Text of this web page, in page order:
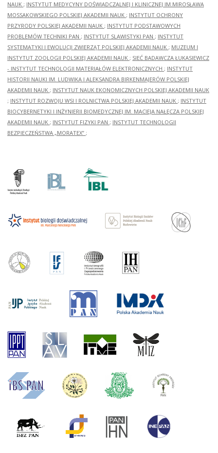
NAUK ; INSTYTUT MEDYCYNY DOŚWIADCZALNEJ I KLINICZNEJ IM.MIROSŁAWA
MOSSAKOWSKIEGO POLSKIEJ AKADEMII NAUK ; INSTYTUT OCHRONY
PRZYRODY POLSKIEJ AKADEMII NAUK ; INSTYTUT PODSTAWOWYCH
PROBLEMÓW TECHNIKI PAN ; INSTYTUT SLAWISTYKI PAN ; INSTYTUT
SYSTEMATYKI I EWOLUCJI ZWIERZĄT POLSKIEJ AKADEMII NAUK ; MUZEUM I
INSTYTUT ZOOLOGII POLSKIEJ AKADEMII NAUK ; SIEĆ BADAWCZA ŁUKASIEWICZ
- INSTYTUT TECHNOLOGII MATERIAŁÓW ELEKTRONICZNYCH ; INSTYTUT
HISTORII NAUKI IM. LUDWIKA I ALEKSANDRA BIRKENMAJERÓW POLSKIEJ
AKADEMII NAUK ; INSTYTUT NAUK EKONOMICZNYCH POLSKIEJ AKADEMII NAUK
; INSTYTUT ROZWOJU WSI I ROLNICTWA POLSKIEJ AKADEMII NAUK ; INSTYTUT
BIOCYBERNETYKI I INŻYNIERII BIOMEDYCZNEJ IM. MACIEJA NAŁĘCZA POLSKIEJ
AKADEMII NAUK ; INSTYTUT FIZYKI PAN ; INSTYTUT TECHNOLOGII
BEZPIECZEŃSTWA „MORATEX” ;